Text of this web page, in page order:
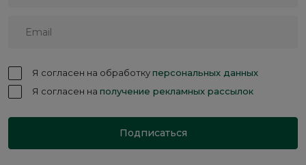
Я согласен на обработкуперсональных данных
Я согласен на получение рекламных рассылок
Подписаться